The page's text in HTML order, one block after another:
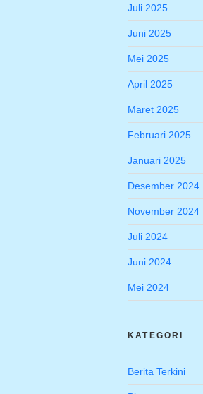
Juli 2025
Juni 2025
Mei 2025
April 2025
Maret 2025
Februari 2025
Januari 2025
Desember 2024
November 2024
Juli 2024
Juni 2024
Mei 2024
KATEGORI
Berita Terkini